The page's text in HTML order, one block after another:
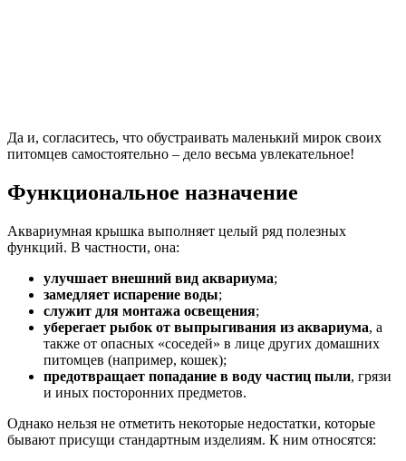
Да и, согласитесь, что обустраивать маленький мирок своих
питомцев самостоятельно – дело весьма увлекательное!
Функциональное назначение
Аквариумная крышка выполняет целый ряд полезных
функций. В частности, она:
улучшает внешний вид аквариума;
замедляет испарение воды;
служит для монтажа освещения;
уберегает рыбок от выпрыгивания из аквариума, а
также от опасных «соседей» в лице других домашних
питомцев (например, кошек);
предотвращает попадание в воду частиц пыли, грязи
и иных посторонних предметов.
Однако нельзя не отметить некоторые недостатки, которые
бывают присущи стандартным изделиям. К ним относятся: